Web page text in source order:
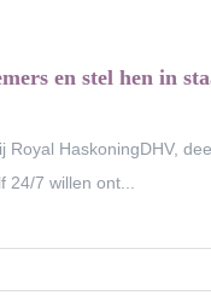
en stel hen in
HaskoningDHV,
7 willen ont...